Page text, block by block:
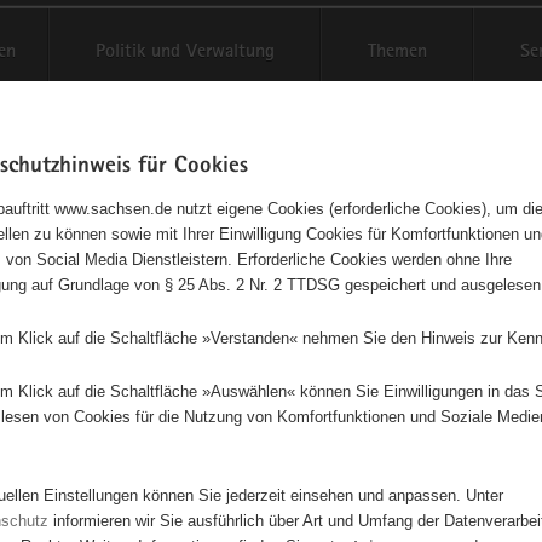
Politik und Verwaltung Themen
auf Karte anzeigen
Initiativen Projekte Nach Alphabet Nach
85 Suchergebnisse
für Cookies
www.sachsen.de nutzt eigene Cookies (erforderliche Cookies), um
zu können sowie mit Ihrer Einwilligung Cookies für Komfortfunktionen
von Social Media Dienstleistern. Erforderliche Cookies werden ohne Ihre
auf Grundlage von § 25 Abs. 2 Nr. 2 TTDSG gespeichert und ausgelesen.
Klick auf die Schaltfläche »Verstanden« nehmen Sie den Hinweis zur
Klick auf die Schaltfläche »Auswählen« können Sie Einwilligungen in das
von Cookies für die Nutzung von Komfortfunktionen und Soziale
Einstellungen können Sie jederzeit einsehen und anpassen. Unter
informieren wir Sie ausführlich über Art und Umfang der